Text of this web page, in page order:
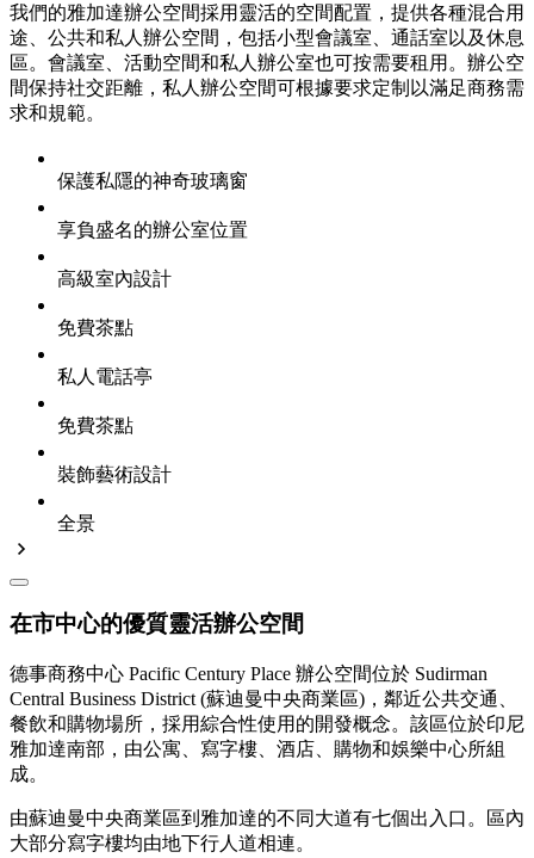
我們的雅加達辦公空間採用靈活的空間配置，提供各種混合用
途、公共和私人辦公空間，包括小型會議室、通話室以及休息
區。會議室、活動空間和私人辦公室也可按需要租用。辦公空
間保持社交距離，私人辦公空間可根據要求定制以滿足商務需
求和規範。
保護私隱的神奇玻璃窗
享負盛名的辦公室位置
高級室內設計
免費茶點
私人電話亭
免費茶點
裝飾藝術設計
全景
在市中心的優質靈活辦公空間
德事商務中心 Pacific Century Place 辦公空間位於 Sudirman
Central Business District (蘇迪曼中央商業區)，鄰近公共交通、
餐飲和購物場所，採用綜合性使用的開發概念。該區位於印尼
雅加達南部，由公寓、寫字樓、酒店、購物和娛樂中心所組
成。
由蘇迪曼中央商業區到雅加達的不同大道有七個出入口。區內
大部分寫字樓均由地下行人道相連。